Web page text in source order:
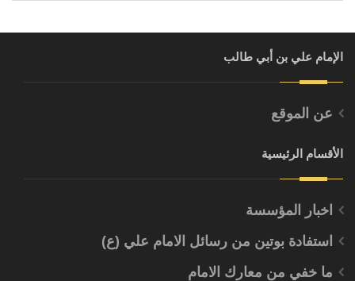
الإمام علي بن أبي طالب
عن الموقع
الأقسام الرئيسية
اخبار المؤسسة
استفادة بوتين من رسائل الامام علي (ع)
ما خفي من معارك الامام